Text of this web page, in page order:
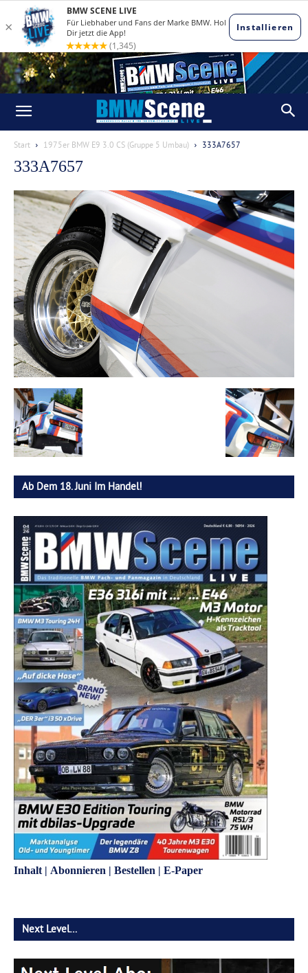
Start 1975er BMW E9 3.0 CS (Gruppe 5 Umbau) 333A7657
333A7657
Ab Dem 18. Juni Im Handel!
Inhalt | Abonnieren | Bestellen | E-Paper
Next Level…